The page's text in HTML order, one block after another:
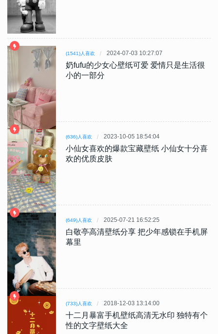
(1541)人喜欢 2024-07-03 10:27:07
奶fufu的少女心壁纸可爱 爱情只是生活很
小的一部分
(636)人喜欢 2023-10-05 18:54:04
小仙女喜欢的爆款宝藏壁纸 小仙女十分喜
欢的优质皮肤
(649)人喜欢 2025-07-21 16:52:25
白敬亭高清壁纸分享 把少年感锁在手机屏
幕里
(733)人喜欢 2018-12-03 13:14:00
十二月暴富手机壁纸高清无水印 独特有个
性的文字壁纸大全